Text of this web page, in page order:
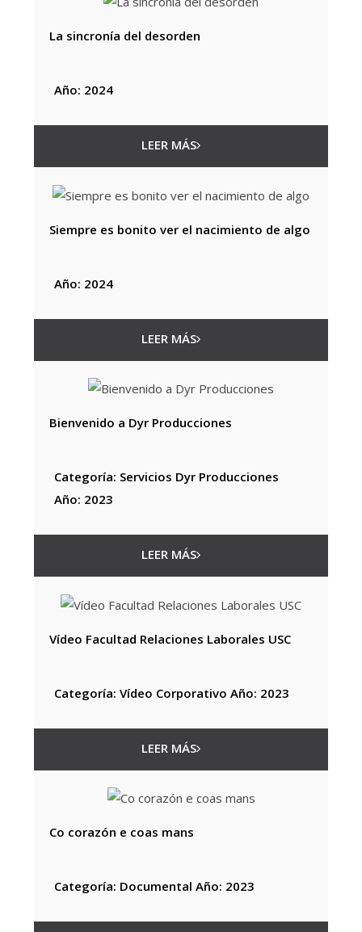
La sincronía del desorden
Año: 2024
LEER MÁS
Siempre es bonito ver el nacimiento de algo
Año: 2024
LEER MÁS
Bienvenido a Dyr Producciones
Categoría: Servicios Dyr Producciones
Año: 2023
LEER MÁS
Vídeo Facultad Relaciones Laborales USC
Categoría: Vídeo Corporativo Año: 2023
LEER MÁS
Co corazón e coas mans
Categoría: Documental Año: 2023